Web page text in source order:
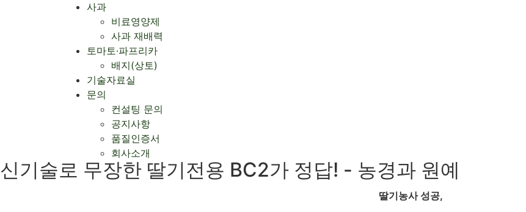
사과
비료영양제
사과 재배력 ​
토마토·파프리카
배지(상토)
기술자료실
문의
컨설팅 문의
공지사항
품질인증서
회사소개
신기술로 무장한 딸기전용 BC2가 정답! - 농경과 원예
딸기농사 성공,